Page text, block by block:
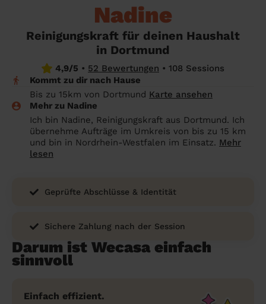
Nadine
Reinigungskraft für deinen Haushalt
in Dortmund
4,9/5 • 52 Bewertungen • 108 Sessions
Kommt zu dir nach Hause
Bis zu 15km von Dortmund Karte ansehen
Mehr zu Nadine
Ich bin Nadine, Reinigungskraft aus Dortmund. Ich
übernehme Aufträge im Umkreis von bis zu 15 km
und bin in Nordrhein-Westfalen im Einsatz. Mehr
lesen
Geprüfte Abschlüsse & Identität
Sichere Zahlung nach der Session
Darum ist Wecasa einfach
sinnvoll
Einfach effizient.
Überall in Deutschland
Städte
Wuppertal
Oberhausen
Hagen
Hamm
Die Regionen
Unsere Artikel haushaltshilfe
Endreinigung Ferienwohnung: Was du
wissen solltest
Haushaltshilfe anmelden: Lohnt es sich?
Putzfrau Stundenlohn 2026: Was kostet
eine Reinigungskraft wirklich?
Was verdient eine Putzfrau schwarz -
Kosten, Risiken und warum sich legale
Alternativen mehr lohnen